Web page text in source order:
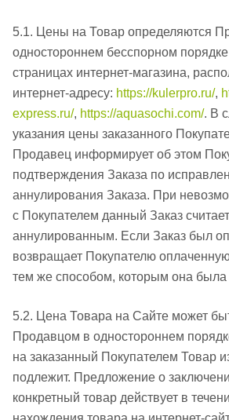
5.1. Цены на Товар определяются
одностороннем бесспорном
страницах интернет-магазина,
интернет-адресу: https://kulerpro.ru/,
express.ru/, https://aquasochi.com/. В
указания цены заказанного
Продавец информирует об этом
подтверждения Заказа по
аннулирования Заказа. При
с Покупателем данный Заказ
аннулированным. Если Заказ был
возвращает Покупателю
тем же способом, которым она была
5.2. Цена Товара на Сайте может
Продавцом в одностороннем
на заказанный Покупателем Товар
подлежит. Предложение о
конкретный товар действует в